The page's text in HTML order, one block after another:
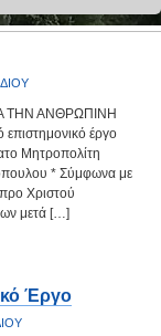
ΤΗΝ ΑΝΘΡΩΠΙΝΗ
έργο
Μητροπολίτη
* Σύμφωνα με
Χριστού
μετά […]
Έργο